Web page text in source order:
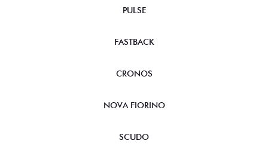
PULSE
FASTBACK
CRONOS
NOVA FIORINO
SCUDO